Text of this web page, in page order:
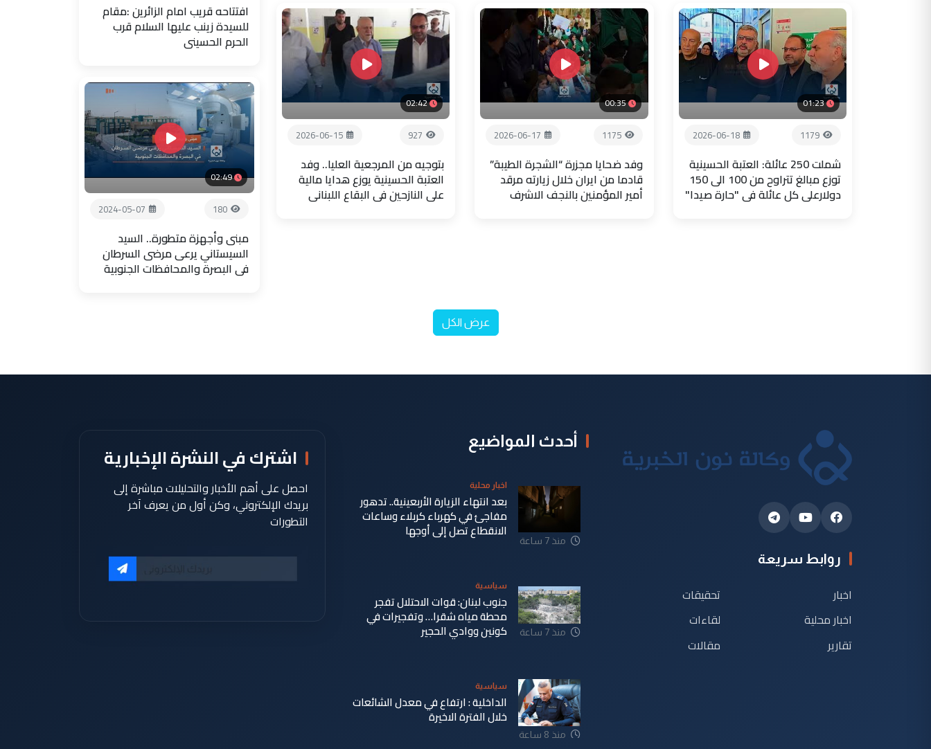
01:23
1179
2026-06-18
شملت 250 عائلة: العتبة الحسينية
توزع مبالغ تتراوح من 100 الى 150
دولارعلى كل عائلة في "حارة صيدا"
00:35
1175
2026-06-17
وفد ضحايا مجزرة “الشجرة الطيبة”
قادما من ايران خلال زيارته مرقد
أمير المؤمنين بالنجف الاشرف
02:42
927
2026-06-15
بتوجيه من المرجعية العليا.. وفد
العتبة الحسينية يوزع هدايا مالية
على النازحين في البقاع اللبناني
افتتاحه قريب امام الزائرين :مقام
للسيدة زينب عليها السلام قرب
الحرم الحسيني
02:49
180
2024-05-07
مبنى وأجهزة متطورة.. السيد
السيستاني يرعى مرضى السرطان
في البصرة والمحافظات الجنوبية
عرض الكل
روابط سريعة
اخبار
اخبار محلية
تقارير
تحقيقات
لقاءات
مقالات
أحدث المواضيع
منذ 7 ساعة
اخبار محلية
بعد انتهاء الزيارة الأربعينية.. تدهور
مفاجئ في كهرباء كربلاء وساعات
الانقطاع تصل إلى أوجها
منذ 7 ساعة
سياسية
جنوب لبنان: قوات الاحتلال تفجر
محطة مياه شقرا… وتفجيرات في
كونين ووادي الحجير
منذ 8 ساعة
سياسية
الداخلية : ارتفاع في معدل الشائعات
خلال الفترة الاخيرة
اشترك في النشرة الإخبارية
احصل على أهم الأخبار والتحليلات مباشرة إلى
بريدك الإلكتروني، وكن أول من يعرف آخر
التطورات